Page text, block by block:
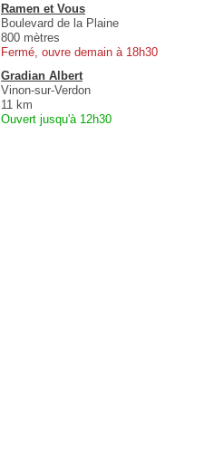
Ramen et Vous
Boulevard de la Plaine
800 mètres
Fermé, ouvre demain à 18h30
Gradian Albert
Vinon-sur-Verdon
11 km
Ouvert jusqu'à 12h30